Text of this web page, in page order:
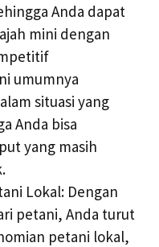
Anda dapat
mini dengan
umumnya
situasi yang
Anda bisa
yang masih
Lokal: Dengan
petani, Anda turut
petani lokal,